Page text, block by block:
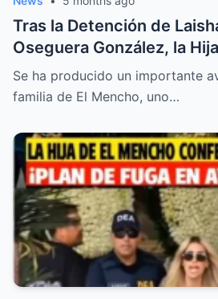
Tras la Detención de
Oseguera González, la
un Plan Oculto Comenzó
que Revelaron los
Se ha producido un importante
familia de El Mencho, uno…